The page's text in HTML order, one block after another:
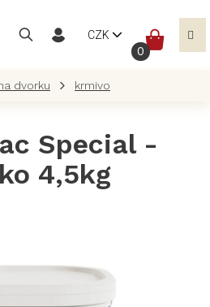
CZK
dvorku krmivo
Special -
4,5kg